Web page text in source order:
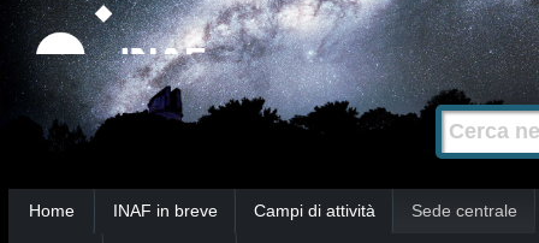
|
Salta
alla
navigazione
Cerca nel
Ricerca
avanzata…
Home INAF in breve Campi di attività Sede centrale